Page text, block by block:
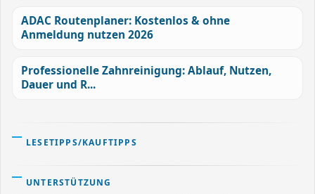
ADAC Routenplaner: Kostenlos & ohne
Anmeldung nutzen 2026
Professionelle Zahnreinigung: Ablauf, Nutzen,
Dauer und R...
LESETIPPS/KAUFTIPPS
UNTERSTÜTZUNG